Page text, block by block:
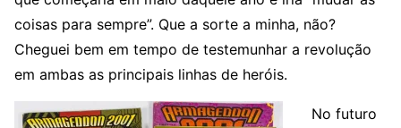
coisas para sempre”. Que a sorte a minha, não?
Cheguei bem em tempo de testemunhar a revolução
em ambas as principais linhas de heróis.
No futuro